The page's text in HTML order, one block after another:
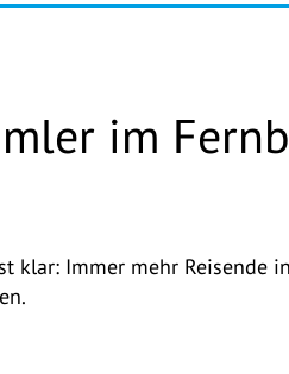
im
klar: Immer mehr Reisende